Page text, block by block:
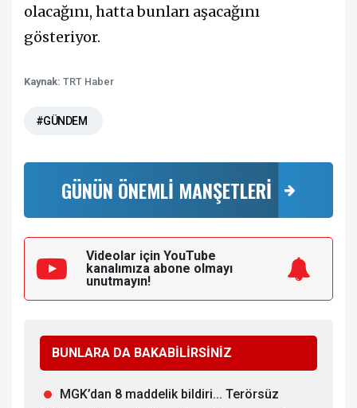
olacağını, hatta bunları aşacağını
gösteriyor.
Kaynak: TRT Haber
#GÜNDEM
GÜNÜN ÖNEMLİ MANŞETLERİ
Videolar için YouTube
kanalımıza abone olmayı
unutmayın!
BUNLARA DA BAKABİLİRSİNİZ
MGK’dan 8 maddelik bildiri... Terörsüz